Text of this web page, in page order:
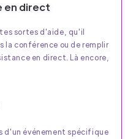
en direct
sortes d'aide, qu'il
la conférence ou de remplir
en direct. Là encore,
d'un événement spécifique